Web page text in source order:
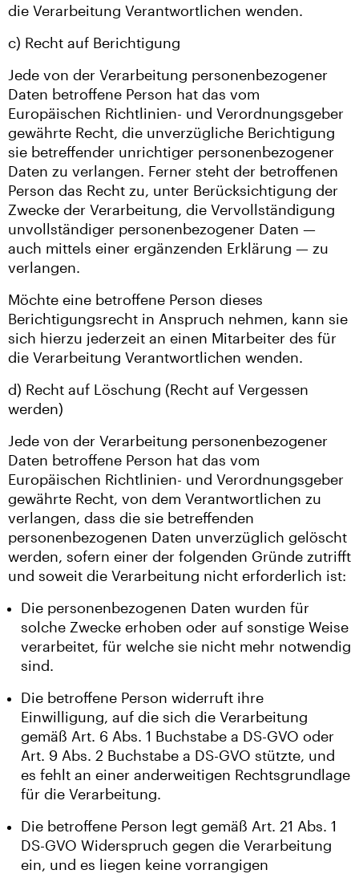
die Verarbeitung Verantwortlichen wenden.
c) Recht auf Berichtigung
Jede von der Verarbeitung personenbezogener
Daten betroffene Person hat das vom
Europäischen Richtlinien- und Verordnungsgeber
gewährte Recht, die unverzügliche Berichtigung
sie betreffender unrichtiger personenbezogener
Daten zu verlangen. Ferner steht der betroffenen
Person das Recht zu, unter Berücksichtigung der
Zwecke der Verarbeitung, die Vervollständigung
unvollständiger personenbezogener Daten —
auch mittels einer ergänzenden Erklärung — zu
verlangen.
Möchte eine betroffene Person dieses
Berichtigungsrecht in Anspruch nehmen, kann sie
sich hierzu jederzeit an einen Mitarbeiter des für
die Verarbeitung Verantwortlichen wenden.
d) Recht auf Löschung (Recht auf Vergessen
werden)
Jede von der Verarbeitung personenbezogener
Daten betroffene Person hat das vom
Europäischen Richtlinien- und Verordnungsgeber
gewährte Recht, von dem Verantwortlichen zu
verlangen, dass die sie betreffenden
personenbezogenen Daten unverzüglich gelöscht
werden, sofern einer der folgenden Gründe zutrifft
und soweit die Verarbeitung nicht erforderlich ist:
Die personenbezogenen Daten wurden für
solche Zwecke erhoben oder auf sonstige Weise
verarbeitet, für welche sie nicht mehr notwendig
sind.
Die betroffene Person widerruft ihre
Einwilligung, auf die sich die Verarbeitung
gemäß Art. 6 Abs. 1 Buchstabe a DS-GVO oder
Art. 9 Abs. 2 Buchstabe a DS-GVO stützte, und
es fehlt an einer anderweitigen Rechtsgrundlage
für die Verarbeitung.
Die betroffene Person legt gemäß Art. 21 Abs. 1
DS-GVO Widerspruch gegen die Verarbeitung
ein, und es liegen keine vorrangigen